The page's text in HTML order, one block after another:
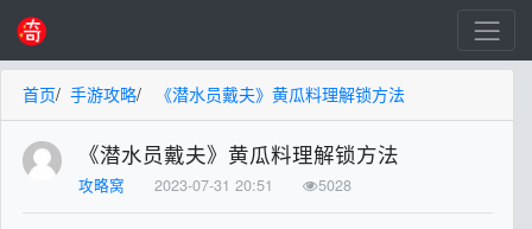
首页/ 手游攻略/ 《潜水员戴夫》黄瓜料理解锁方法
《潜水员戴夫》黄瓜料理解锁方法
攻略窝 2023-07-31 20:51 5028